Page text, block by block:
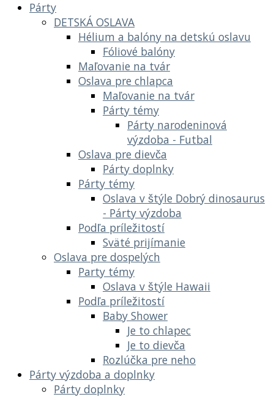
Párty
DETSKÁ OSLAVA
Hélium a balóny na detskú oslavu
Fóliové balóny
Maľovanie na tvár
Oslava pre chlapca
Maľovanie na tvár
Párty témy
Párty narodeninová
výzdoba - Futbal
Oslava pre dievča
Párty doplnky
Párty témy
Oslava v štýle Dobrý dinosaurus
- Párty výzdoba
Podľa príležitostí
Sväté prijímanie
Oslava pre dospelých
Party témy
Oslava v štýle Hawaii
Podľa príležitostí
Baby Shower
Je to chlapec
Je to dievča
Rozlúčka pre neho
Párty výzdoba a doplnky
Párty doplnky